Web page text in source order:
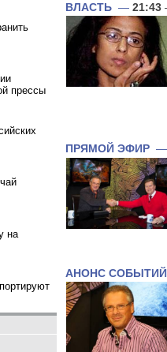
прессы
на
ВЛАСТЬ — 21:43
ПРЯМОЙ ЭФИР
АНОНС СОБЫТИЙ